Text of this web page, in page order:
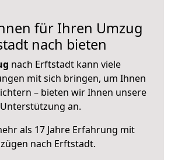
für Ihren Umzug
nach bieten
nach Erftstadt kann viele
mit sich bringen, um Ihnen
– bieten wir Ihnen unsere
Unterstützung an.
als 17 Jahre Erfahrung mit
nach Erftstadt.